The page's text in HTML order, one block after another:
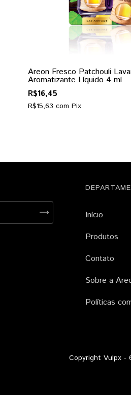
Areon Fresco Patchouli
Aromatizante Líquido 4 ml
R$16,45
R$15,63 com Pix
Início
Produtos
Contato
Sobre a
Políticas
Copyright Vulpx -